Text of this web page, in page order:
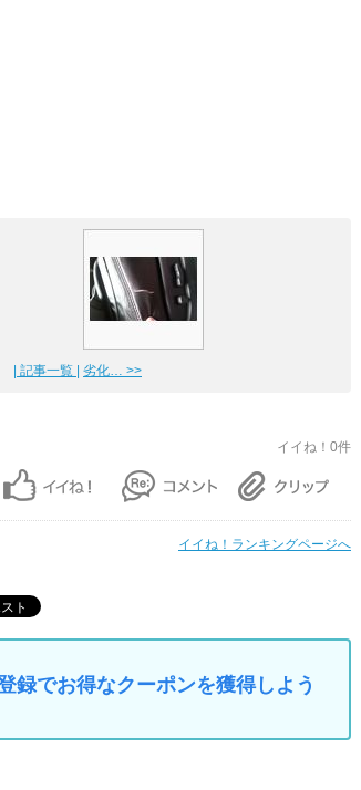
| 記事一覧 | 劣化… >>
イイね！0件
イイね！ランキングページへ
録でお得なクーポンを獲得しよう